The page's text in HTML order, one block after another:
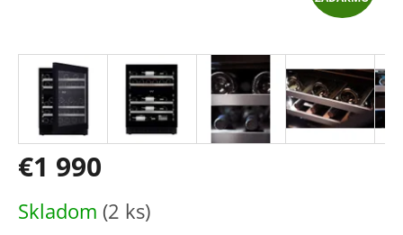
A
D
A
R
€1 990
cena:
Skladom (2 ks)